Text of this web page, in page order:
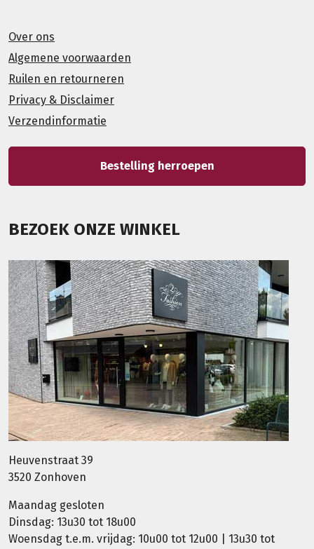
Over ons
Algemene voorwaarden
Ruilen en retourneren
Privacy & Disclaimer
Verzendinformatie
Bestelling herroepen
BEZOEK ONZE WINKEL
Heuvenstraat 39
3520 Zonhoven
Maandag gesloten
Dinsdag: 13u30 tot 18u00
Woensdag t.e.m. vrijdag: 10u00 tot 12u00 | 13u30 tot